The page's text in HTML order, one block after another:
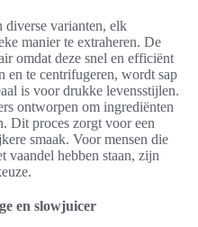
diverse varianten, elk
manier te extraheren. De
omdat deze snel en efficiënt
en te centrifugeren, wordt sap
is voor drukke levensstijlen.
ontworpen om ingrediënten
Dit proces zorgt voor een
smaak. Voor mensen die
vaandel hebben staan, zijn
en slowjuicer